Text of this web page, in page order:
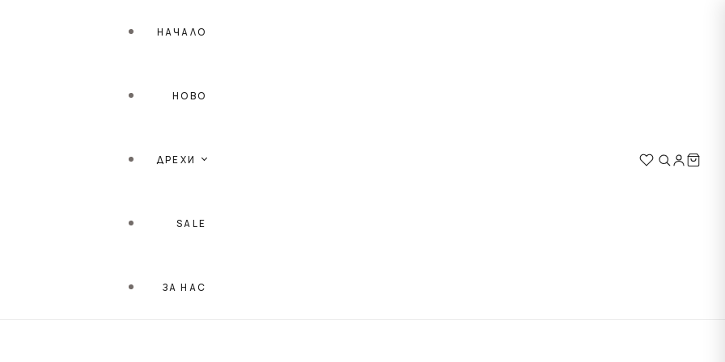
НАЧАЛО
НОВО
ДРЕХИ
РОКЛИ
SALE
ЗА НАС